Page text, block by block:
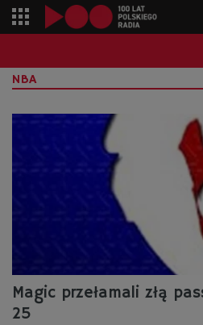
NBA
Magic przełamali złą
25